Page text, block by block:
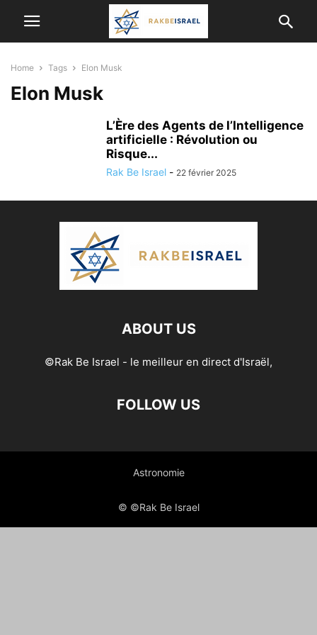
Home Tags Elon Musk
Elon Musk
L’Ère des Agents de l’Intelligence
artificielle : Révolution ou
Risque...
Rak Be Israel - 22 février 2025
ABOUT US
©Rak Be Israel - le meilleur en direct d'Israël,
FOLLOW US
Astronomie
© ©Rak Be Israel